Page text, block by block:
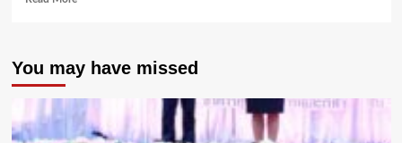
ครอง
อันดับ
1
ไทย
You may have missed